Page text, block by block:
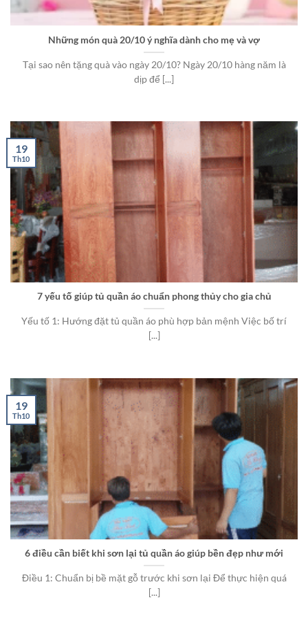
Những món quà 20/10 ý nghĩa dành cho mẹ và vợ
Tại sao nên tặng quà vào ngày 20/10? Ngày 20/10 hàng năm là
dịp để [...]
7 yếu tố giúp tủ quần áo chuẩn phong thủy cho gia chủ
Yếu tố 1: Hướng đặt tủ quần áo phù hợp bản mệnh Việc bố trí
[...]
19
Th10
6 điều cần biết khi sơn lại tủ quần áo giúp bền đẹp như mới
Điều 1: Chuẩn bị bề mặt gỗ trước khi sơn lại Để thực hiện quá
[...]
19
Th10